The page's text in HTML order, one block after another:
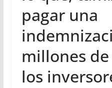
pagar una
millones
los